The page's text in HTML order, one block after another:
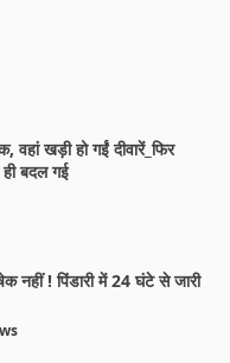
वहां खड़ी हो गईं दीवारें_फिर
ही बदल गई
नहीं ! पिंडारी में 24 घंटे से जारी